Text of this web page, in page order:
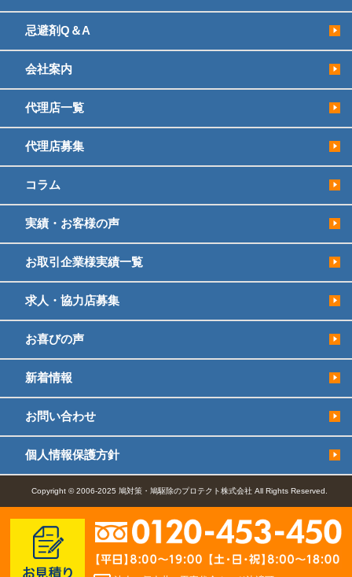
忌避剤Q＆A
会社案内
代理店一覧
代理店募集
コラム
実績・お客様の声
お取引企業様実績一覧
求人・協力店募集
お喜びの声
新着情報
お問い合わせ
個人情報保護方針
Copyright © 2006-2025 鳩対策・鳩駆除のプロテクト株式会社 All Rights Reserved.